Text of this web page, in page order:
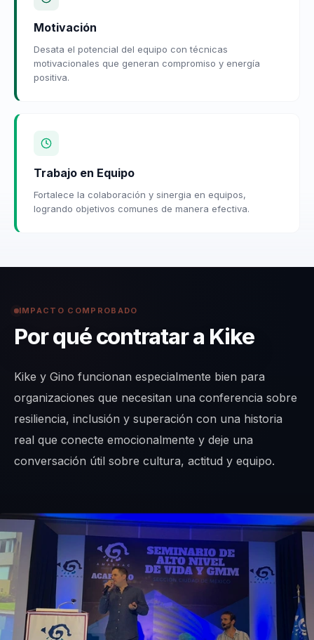
Motivación
Desata el potencial del equipo con técnicas
motivacionales que generan compromiso y energía
positiva.
Trabajo en Equipo
Fortalece la colaboración y sinergia en equipos,
logrando objetivos comunes de manera efectiva.
IMPACTO COMPROBADO
Por qué contratar a Kike
Kike y Gino funcionan especialmente bien para
organizaciones que necesitan una conferencia sobre
resiliencia, inclusión y superación con una historia
real que conecte emocionalmente y deje una
conversación útil sobre cultura, actitud y equipo.